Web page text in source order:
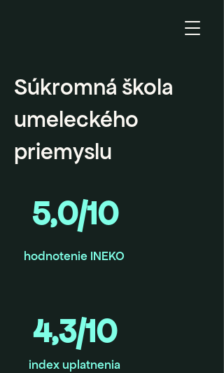
Súkromná škola
umeleckého
priemyslu
5,0/10
hodnotenie INEKO
4,3/10
index uplatnenia